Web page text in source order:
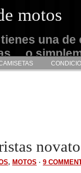
motos
una de
o
, MOTOS · 9